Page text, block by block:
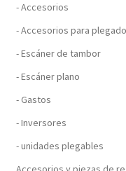
- Accesorios
- Accesorios para
- Escáner de tambor
- Escáner plano
- Gastos
- Inversores
- unidades plegables